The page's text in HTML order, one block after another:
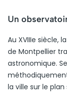
Un
Au XVIIIe siècle,
de Montpellier
astronomique.
la ville sur le